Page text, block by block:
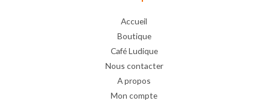
Accueil
Boutique
Café Ludique
Nous contacter
A propos
Mon compte